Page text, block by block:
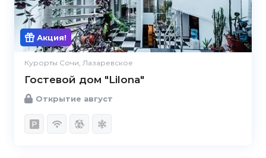
Акция!
Курорты Сочи, Лазаревское
Гостевой дом "Lilona"
Открытие август